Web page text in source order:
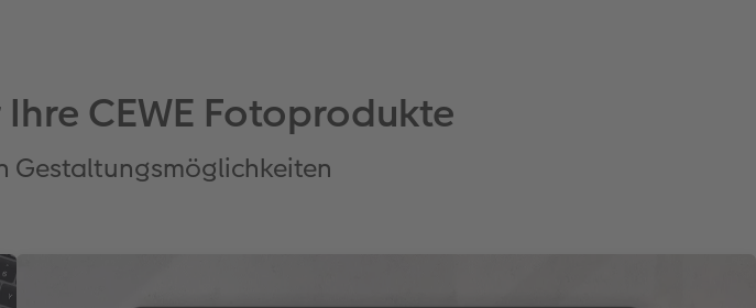
CEWE Fotoprodukte
Gestaltungsmöglichkeiten